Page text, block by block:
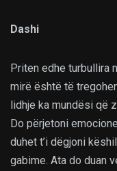
Dashi
Priten edhe turbullira
mirë është të
lidhje ka mundësi që
Do përjetoni
duhet t’i dëgjoni
gabime. Ata do duan